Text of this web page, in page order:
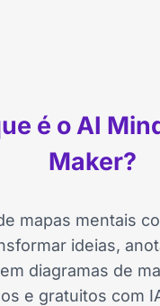
é o AI
Maker?
mapas mentais
ideias,
diagramas de
e gratuitos com